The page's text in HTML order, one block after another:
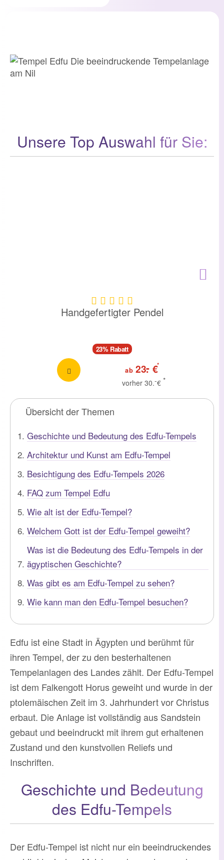
Unsere Top Auswahl für Sie:
Handgefertigter Pendel
23% Rabatt
ab23.- €
*
vorher 30.-€ *
Übersicht der Themen
Geschichte und Bedeutung des Edfu-Tempels
Architektur und Kunst am Edfu-Tempel
Besichtigung des Edfu-Tempels 2026
FAQ zum Tempel Edfu
Wie alt ist der Edfu-Tempel?
Welchem Gott ist der Edfu-Tempel geweiht?
Was ist die Bedeutung des Edfu-Tempels in der
ägyptischen Geschichte?
Was gibt es am Edfu-Tempel zu sehen?
Wie kann man den Edfu-Tempel besuchen?
Edfu ist eine Stadt in Ägypten und berühmt für
ihren Tempel, der zu den besterhaltenen
Tempelanlagen des Landes zählt. Der Edfu-Tempel
ist dem Falkengott Horus geweiht und wurde in der
ptolemäischen Zeit im 3. Jahrhundert vor Christus
erbaut. Die Anlage ist vollständig aus Sandstein
gebaut und beeindruckt mit ihrem gut erhaltenen
Zustand und den kunstvollen Reliefs und
Inschriften.
Geschichte und Bedeutung
des Edfu-Tempels
Der Edfu-Tempel ist nicht nur ein beeindruckendes